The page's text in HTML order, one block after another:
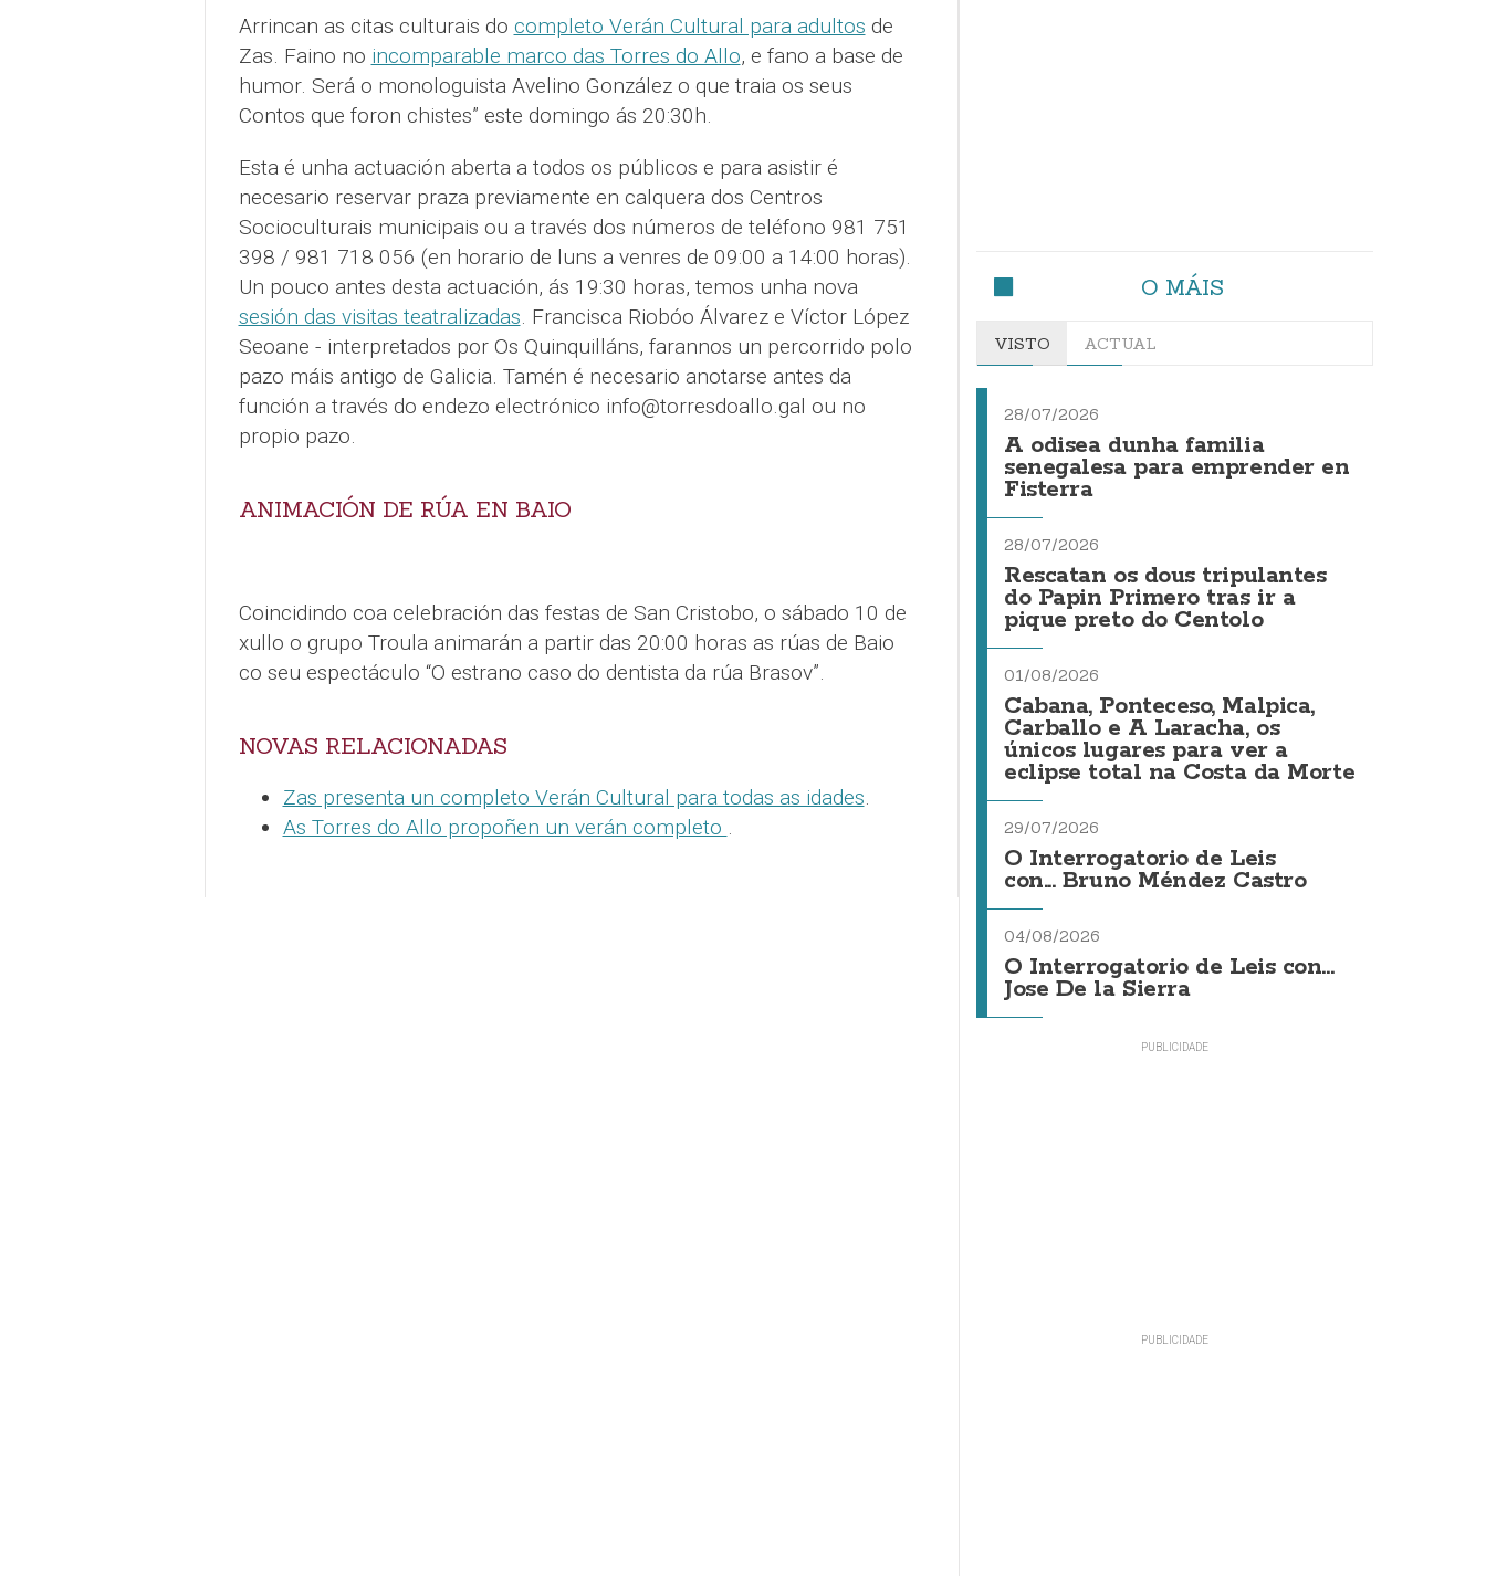
Arrincan as citas culturais do completo Verán Cultural para adultos de
Zas. Faino no incomparable marco das Torres do Allo, e fano a base de
humor. Será o monologuista Avelino González o que traia os seus
Contos que foron chistes” este domingo ás 20:30h.
Esta é unha actuación aberta a todos os públicos e para asistir é
necesario reservar praza previamente en calquera dos Centros
Socioculturais municipais ou a través dos números de teléfono 981 751
398 / 981 718 056 (en horario de luns a venres de 09:00 a 14:00 horas).
Un pouco antes desta actuación, ás 19:30 horas, temos unha nova
sesión das visitas teatralizadas . Francisca Riobóo Álvarez e Víctor López
Seoane - interpretados por Os Quinquilláns, farannos un percorrido polo
pazo máis antigo de Galicia. Tamén é necesario anotarse antes da
función a través do endezo electrónico info@torresdoallo.gal ou no
propio pazo.
ANIMACIÓN DE RÚA EN BAIO
Coincidindo coa celebración das festas de San Cristobo, o sábado 10 de
xullo o grupo Troula animarán a partir das 20:00 horas as rúas de Baio
co seu espectáculo “O estrano caso do dentista da rúa Brasov”.
NOVAS RELACIONADAS
Zas presenta un completo Verán Cultural para todas as idades
As Torres do Allo propoñen un verán completo
O MÁIS
VISTO ACTUAL
28/07/2026
A odisea dunha familia
senegalesa para emprender en
Fisterra
28/07/2026
Rescatan os dous tripulantes
do Papin Primero tras ir a
pique preto do Centolo
01/08/2026
Cabana, Ponteceso, Malpica,
Carballo e A Laracha, os
únicos lugares para ver a
eclipse total na Costa da Morte
29/07/2026
O Interrogatorio de Leis
con... Bruno Méndez Castro
04/08/2026
O Interrogatorio de Leis con...
Jose De la Sierra